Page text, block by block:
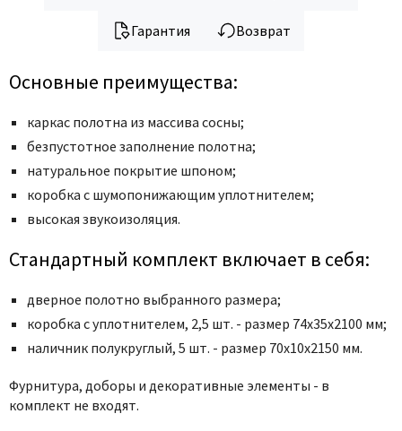
Morelli
Optima Porte
Oro - Oro
Philips
Porta Di Parma
Portika
Profil Doors
Profilo Porte
Regidoors
Гарантия Возврат
Основные преимущества:
каркас полотна из массива сосны;
безпустотное заполнение полотна;
натуральное покрытие шпоном;
коробка с шумопонижающим уплотнителем;
высокая звукоизоляция.
Стандартный комплект включает в себя:
дверное полотно выбранного размера;
коробка с уплотнителем, 2,5 шт. - размер 74x35x2100 мм;
наличник полукруглый, 5 шт. - размер 70x10x2150 мм.
Фурнитура, доборы и декоративные элементы - в
комплект не входят.